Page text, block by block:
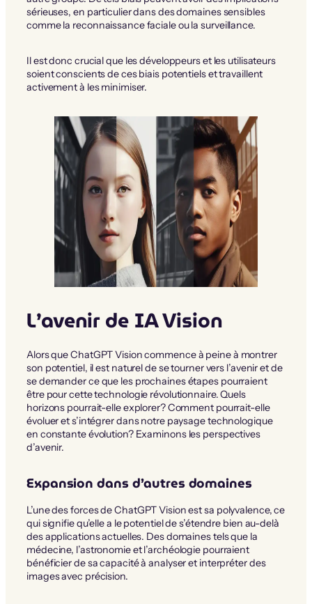
sérieuses, en particulier dans des domaines sensibles
comme la reconnaissance faciale ou la surveillance.
Il est donc crucial que les développeurs et les utilisateurs
soient conscients de ces biais potentiels et travaillent
activement à les minimiser.
L’avenir de IA Vision
Alors que ChatGPT Vision commence à peine à montrer
son potentiel, il est naturel de se tourner vers l’avenir et de
se demander ce que les prochaines étapes pourraient
être pour cette technologie révolutionnaire. Quels
horizons pourrait-elle explorer? Comment pourrait-elle
évoluer et s’intégrer dans notre paysage technologique
en constante évolution? Examinons les perspectives
d’avenir.
Expansion dans d’autres domaines
L’une des forces de ChatGPT Vision est sa polyvalence, ce
qui signifie qu’elle a le potentiel de s’étendre bien au-delà
des applications actuelles. Des domaines tels que la
médecine, l’astronomie et l’archéologie pourraient
bénéficier de sa capacité à analyser et interpréter des
images avec précision.